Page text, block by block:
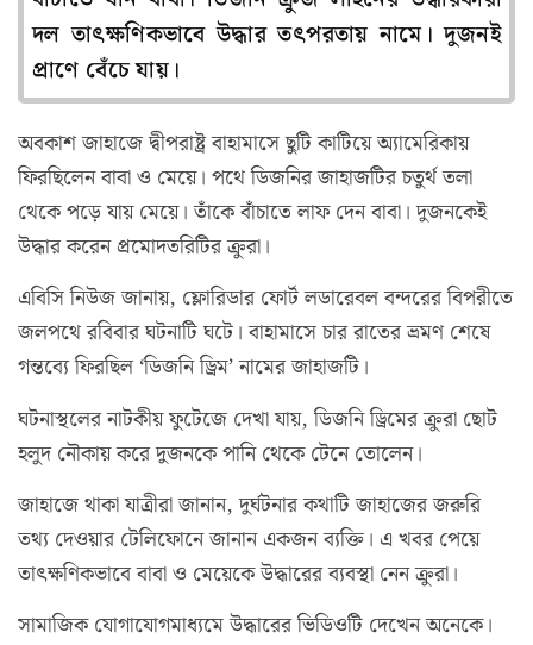
দল তাৎক্ষণিকভাবে উদ্ধার তৎপরতায় নামে। দুজনই
প্রাণে বেঁচে যায়।
অবকাশ জাহাজে দ্বীপরাষ্ট্র বাহামাসে ছুটি কাটিয়ে অ্যামেরিকায়
ফিরছিলেন বাবা ও মেয়ে। পথে ডিজনির জাহাজটির চতুর্থ তলা
থেকে পড়ে যায় মেয়ে। তাঁকে বাঁচাতে লাফ দেন বাবা। দুজনকেই
উদ্ধার করেন প্রমোদতরিটির ক্রুরা।
এবিসি নিউজ জানায়, ফ্লোরিডার ফোর্ট লডারেবল বন্দরের বিপরীতে
জলপথে রবিবার ঘটনাটি ঘটে। বাহামাসে চার রাতের ভ্রমণ শেষে
গন্তব্যে ফিরছিল ‘ডিজনি ড্রিম’ নামের জাহাজটি।
ঘটনাস্থলের নাটকীয় ফুটেজে দেখা যায়, ডিজনি ড্রিমের ক্রুরা ছোট
হলুদ নৌকায় করে দুজনকে পানি থেকে টেনে তোলেন।
জাহাজে থাকা যাত্রীরা জানান, দুর্ঘটনার কথাটি জাহাজের জরুরি
তথ্য দেওয়ার টেলিফোনে জানান একজন ব্যক্তি। এ খবর পেয়ে
তাৎক্ষণিকভাবে বাবা ও মেয়েকে উদ্ধারের ব্যবস্থা নেন ক্রুরা।
সামাজিক যোগাযোগমাধ্যমে উদ্ধারের ভিডিওটি দেখেন অনেকে।